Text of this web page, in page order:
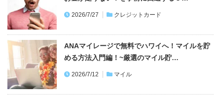
2026/7/27 クレジットカード
ANAマイレージで無料でハワイへ！マイルを貯
める方法入門編！~厳選のマイル貯…
2026/7/12 マイル